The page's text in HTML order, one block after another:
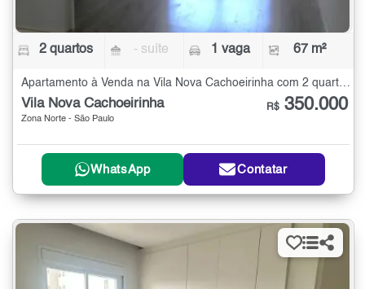
2 quartos - suíte 1 vaga 67 m²
Apartamento à Venda na Vila Nova Cachoeirinha com 2 quartos - 67 m²
Vila Nova Cachoeirinha
Zona Norte - São Paulo
R$ 350.000
WhatsApp Contatar